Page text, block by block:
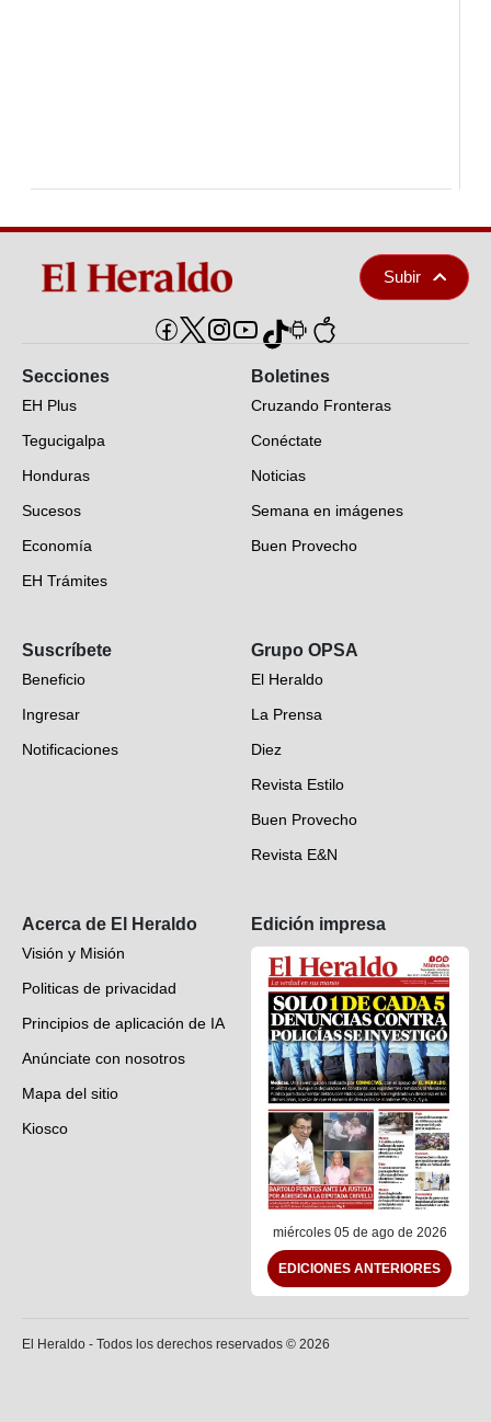
Subir
Secciones
EH Plus
Tegucigalpa
Honduras
Sucesos
Economía
EH Trámites
EH Verifica
Fotogalerías
Deportes
Videos
Boletines
Cruzando Fronteras
Conéctate
Noticias
Semana en imágenes
Buen Provecho
Suscríbete
Beneficio
Ingresar
Notificaciones
Grupo OPSA
El Heraldo
La Prensa
Diez
Revista Estilo
Buen Provecho
Revista E&N
Acerca de El Heraldo
Visión y Misión
Politicas de privacidad
Principios de aplicación de IA
Anúnciate con nosotros
Mapa del sitio
Kiosco
Edición impresa
miércoles 05 de ago de 2026
EDICIONES ANTERIORES
El Heraldo - Todos los derechos reservados © 2026